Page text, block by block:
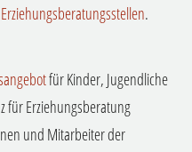
Erziehungsberatungsstellen.
für Kinder, Jugendliche
für Erziehungsberatung
und Mitarbeiter der